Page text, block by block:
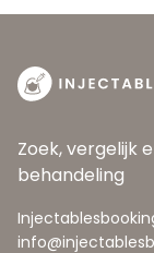
Zoek, vergelijk
behandeling